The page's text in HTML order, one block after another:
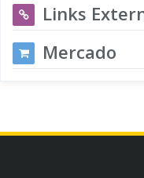
Links
Mercado